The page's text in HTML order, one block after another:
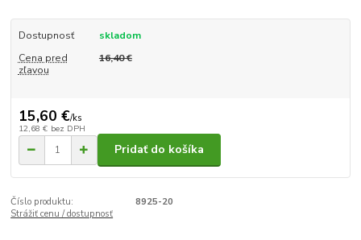
Dostupnosť
skladom
Cena pred
zľavou
16,40 €
15,60 €/ks
12,68 € bez DPH
Pridať do košíka
Číslo produktu:
8925-20
Strážiť cenu / dostupnosť